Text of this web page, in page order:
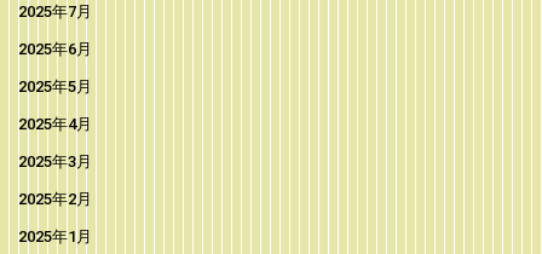
2025年7月
2025年6月
2025年5月
2025年4月
2025年3月
2025年2月
2025年1月